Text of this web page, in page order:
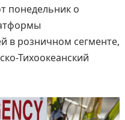
понедельник о
в розничном сегменте,
Тихоокеанский